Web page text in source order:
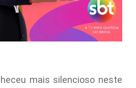
mais silencioso neste